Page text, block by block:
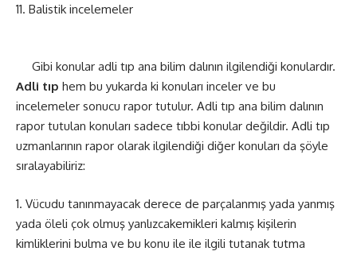
Balistik incelemeler
Gibi konular adli tıp ana bilim dalının ilgilendiği konulardır.
Adli tıp hem bu yukarda ki konuları inceler ve bu
incelemeler sonucu rapor tutulur. Adli tıp ana bilim dalının
rapor tutulan konuları sadece tıbbi konular değildir. Adli tıp
uzmanlarının rapor olarak ilgilendiği diğer konuları da şöyle
sıralayabiliriz:
Vücudu tanınmayacak derece de parçalanmış yada yanmış
yada öleli çok olmuş yanlızcakemikleri kalmış kişilerin
kimliklerini bulma ve bu konu ile ile ilgili tutanak tutma